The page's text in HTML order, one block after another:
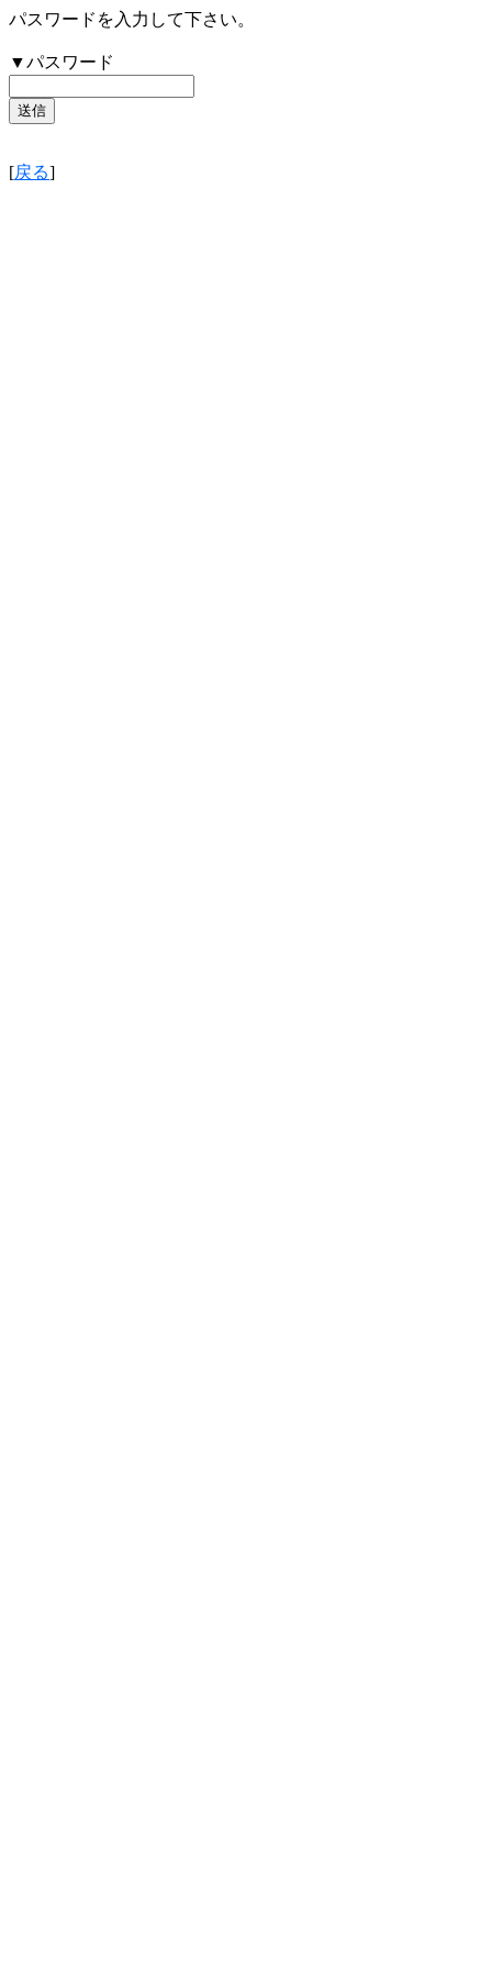
パスワードを入力して下さい。
▼パスワード
[戻る]